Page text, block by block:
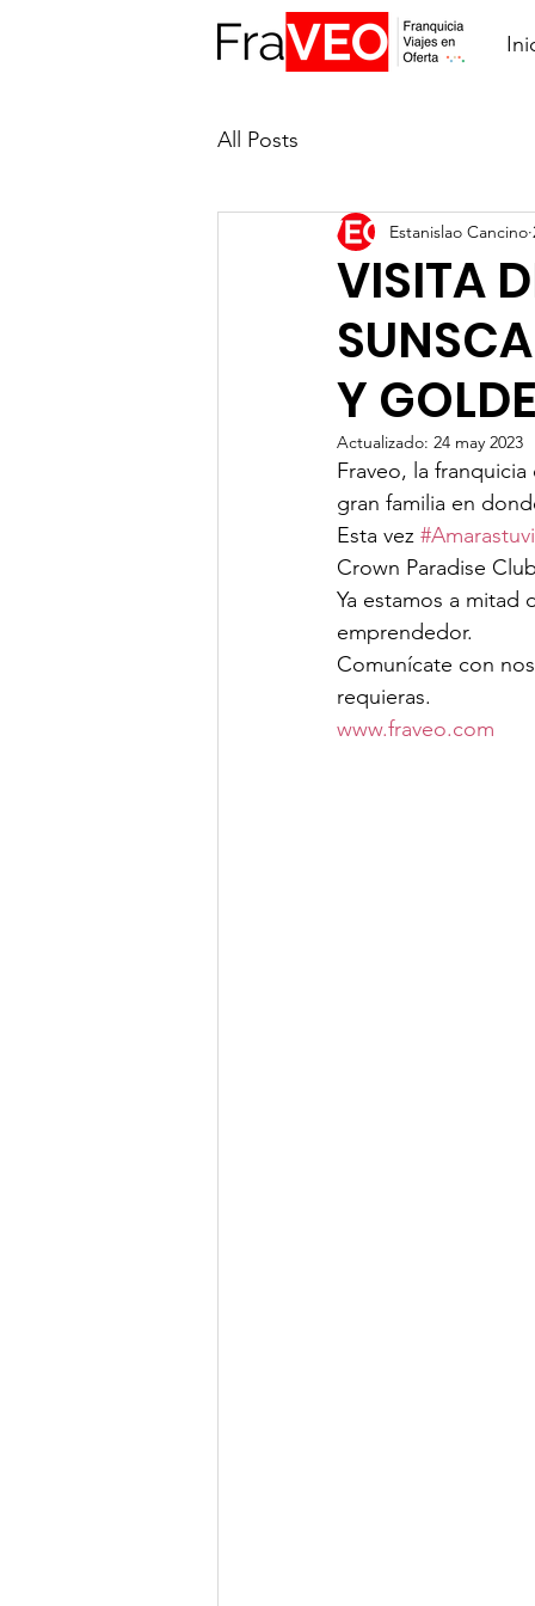
All Posts
VISITA
Y
Estanislao Cancino
Actualizado: 24 may 2023
Fraveo, la
gran familia en
Esta vez
Crown Paradise
Ya estamos a
emprendedor.
Comunícate con
requieras.
www.fraveo.com